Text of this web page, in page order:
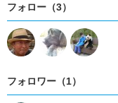
フォロー（3）
フォロワー（1）